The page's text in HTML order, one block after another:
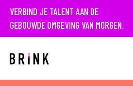
VERBIND JE TALENT AAN DE
GEBOUWDE OMGEVING VAN MORGEN.